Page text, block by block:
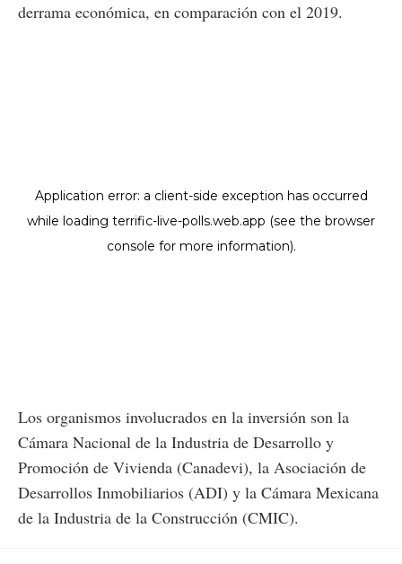
derrama económica, en comparación con el 2019.
Los organismos involucrados en la inversión son la
Cámara Nacional de la Industria de Desarrollo y
Promoción de Vivienda (Canadevi), la Asociación de
Desarrollos Inmobiliarios (ADI) y la Cámara Mexicana
de la Industria de la Construcción (CMIC).